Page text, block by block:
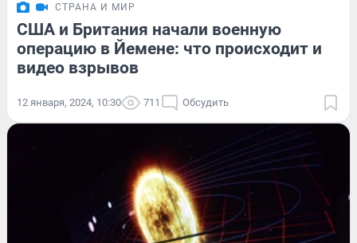
СТРАНА И МИР
США и Британия начали военную
операцию в Йемене: что происходит и
видео взрывов
12 января, 2024, 10:30 711 Обсудить